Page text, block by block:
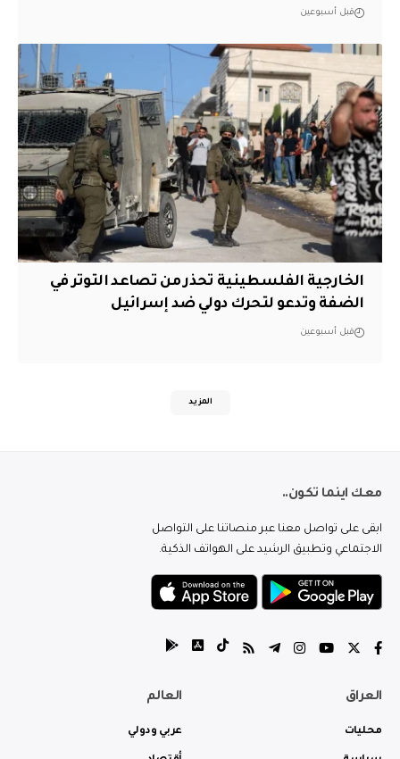
قبل أسبوعين
الخارجية الفلسطينية تحذر من تصاعد التوتر في
الضفة وتدعو لتحرك دولي ضد إسرائيل
قبل أسبوعين
المزيد
معك اينما تكون..
ابقى على تواصل معنا عبر منصاتنا على التواصل
الاجتماعي وتطبيق الرشيد على الهواتف الذكية.
العراق
محليات
العالم
عربي ودولي